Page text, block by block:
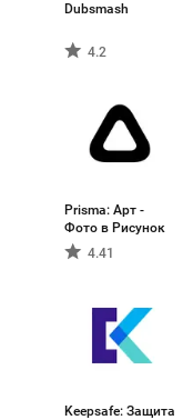
Dubsmash
4.2
Prisma: Арт -
Фото в Рисунок
4.41
Keepsafe: Защита